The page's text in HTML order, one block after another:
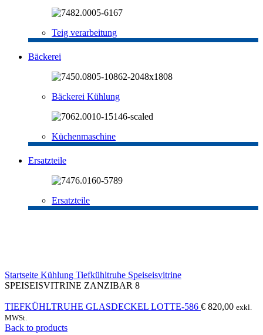
Teig verarbeitung
Bäckerei
Bäckerei Kühlung
Küchenmaschine
Ersatzteile
Ersatzteile
Startseite Kühlung Tiefkühltruhe Speiseisvitrine
SPEISEISVITRINE ZANZIBAR 8
TIEFKÜHLTRUHE GLASDECKEL LOTTE-586 € 820,00 exkl.
MWSt.
Back to products